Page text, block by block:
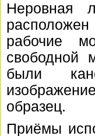
Неровная
рабочие
свободной
были
образец.
Приёмы